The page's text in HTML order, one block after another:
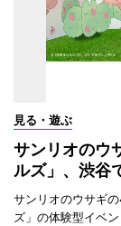
見る・遊ぶ
サンリオのウ
ルズ」、渋谷
サンリオのウサギ
ズ」の体験型イベ